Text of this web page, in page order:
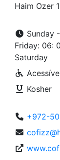
Haim Ozer
Sunday
Friday: 06:
Saturday
Kosher
+972-